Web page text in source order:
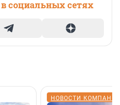
социальных сетях
НОВОСТИ